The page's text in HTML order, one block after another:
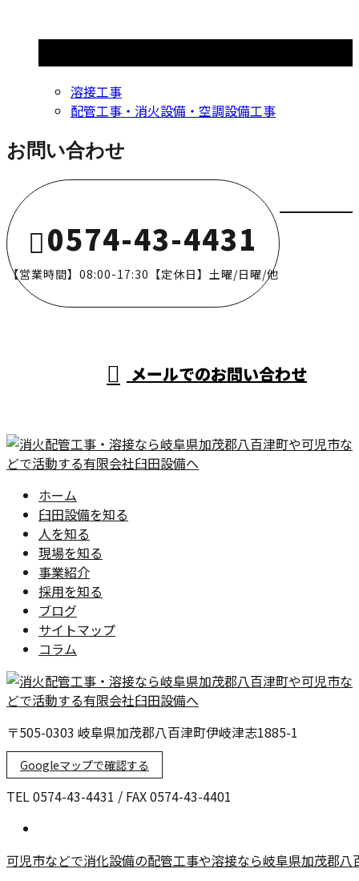
溶接工事
配管工事・消火設備・空調設備工事
お問い合わせ
0574-43-4431
【営業時間】08:00-17:30【定休日】土曜/日曜/他
メールでのお問い合わせ
ホーム
臼田設備を知る
人を知る
現場を知る
事業紹介
採用を知る
ブログ
サイトマップ
コラム
〒505-0303 岐阜県加茂郡八百津町伊岐津志1885-1
Googleマップで確認する
TEL 0574-43-4431 / FAX 0574-43-4401
可児市などで消化設備の配管工事や溶接なら岐阜県加茂郡